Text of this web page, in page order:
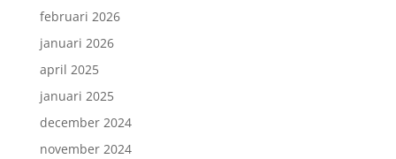
februari 2026
januari 2026
april 2025
januari 2025
december 2024
november 2024